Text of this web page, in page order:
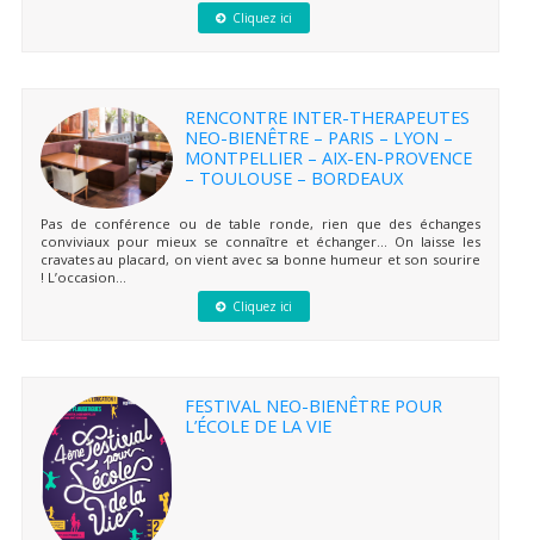
Cliquez ici
RENCONTRE INTER-THERAPEUTES
NEO-BIENÊTRE – PARIS – LYON –
MONTPELLIER – AIX-EN-PROVENCE
– TOULOUSE – BORDEAUX
Pas de conférence ou de table ronde, rien que des échanges
conviviaux pour mieux se connaître et échanger… On laisse les
cravates au placard, on vient avec sa bonne humeur et son sourire
! L’occasion...
Cliquez ici
FESTIVAL NEO-BIENÊTRE POUR
L’ÉCOLE DE LA VIE